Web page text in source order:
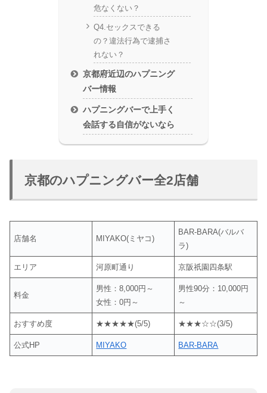
危なくない？
Q4.セックスできる
の？違法行為で逮捕さ
れない？
京都府近辺のハプニング
バー情報
ハプニングバーで上手く
会話する自信がないなら
京都のハプニングバー全2店舗
店舗名 MIYAKO(ミヤコ)
BAR-BARA(バルバ
ラ)
エリア 河原町通り 京阪祇園四条駅
料金
男性：8,000円～
女性：0円～
男性90分：10,000円
～
おすすめ度 ★★★★★(5/5) ★★★☆☆(3/5)
公式HP MIYAKO BAR-BARA